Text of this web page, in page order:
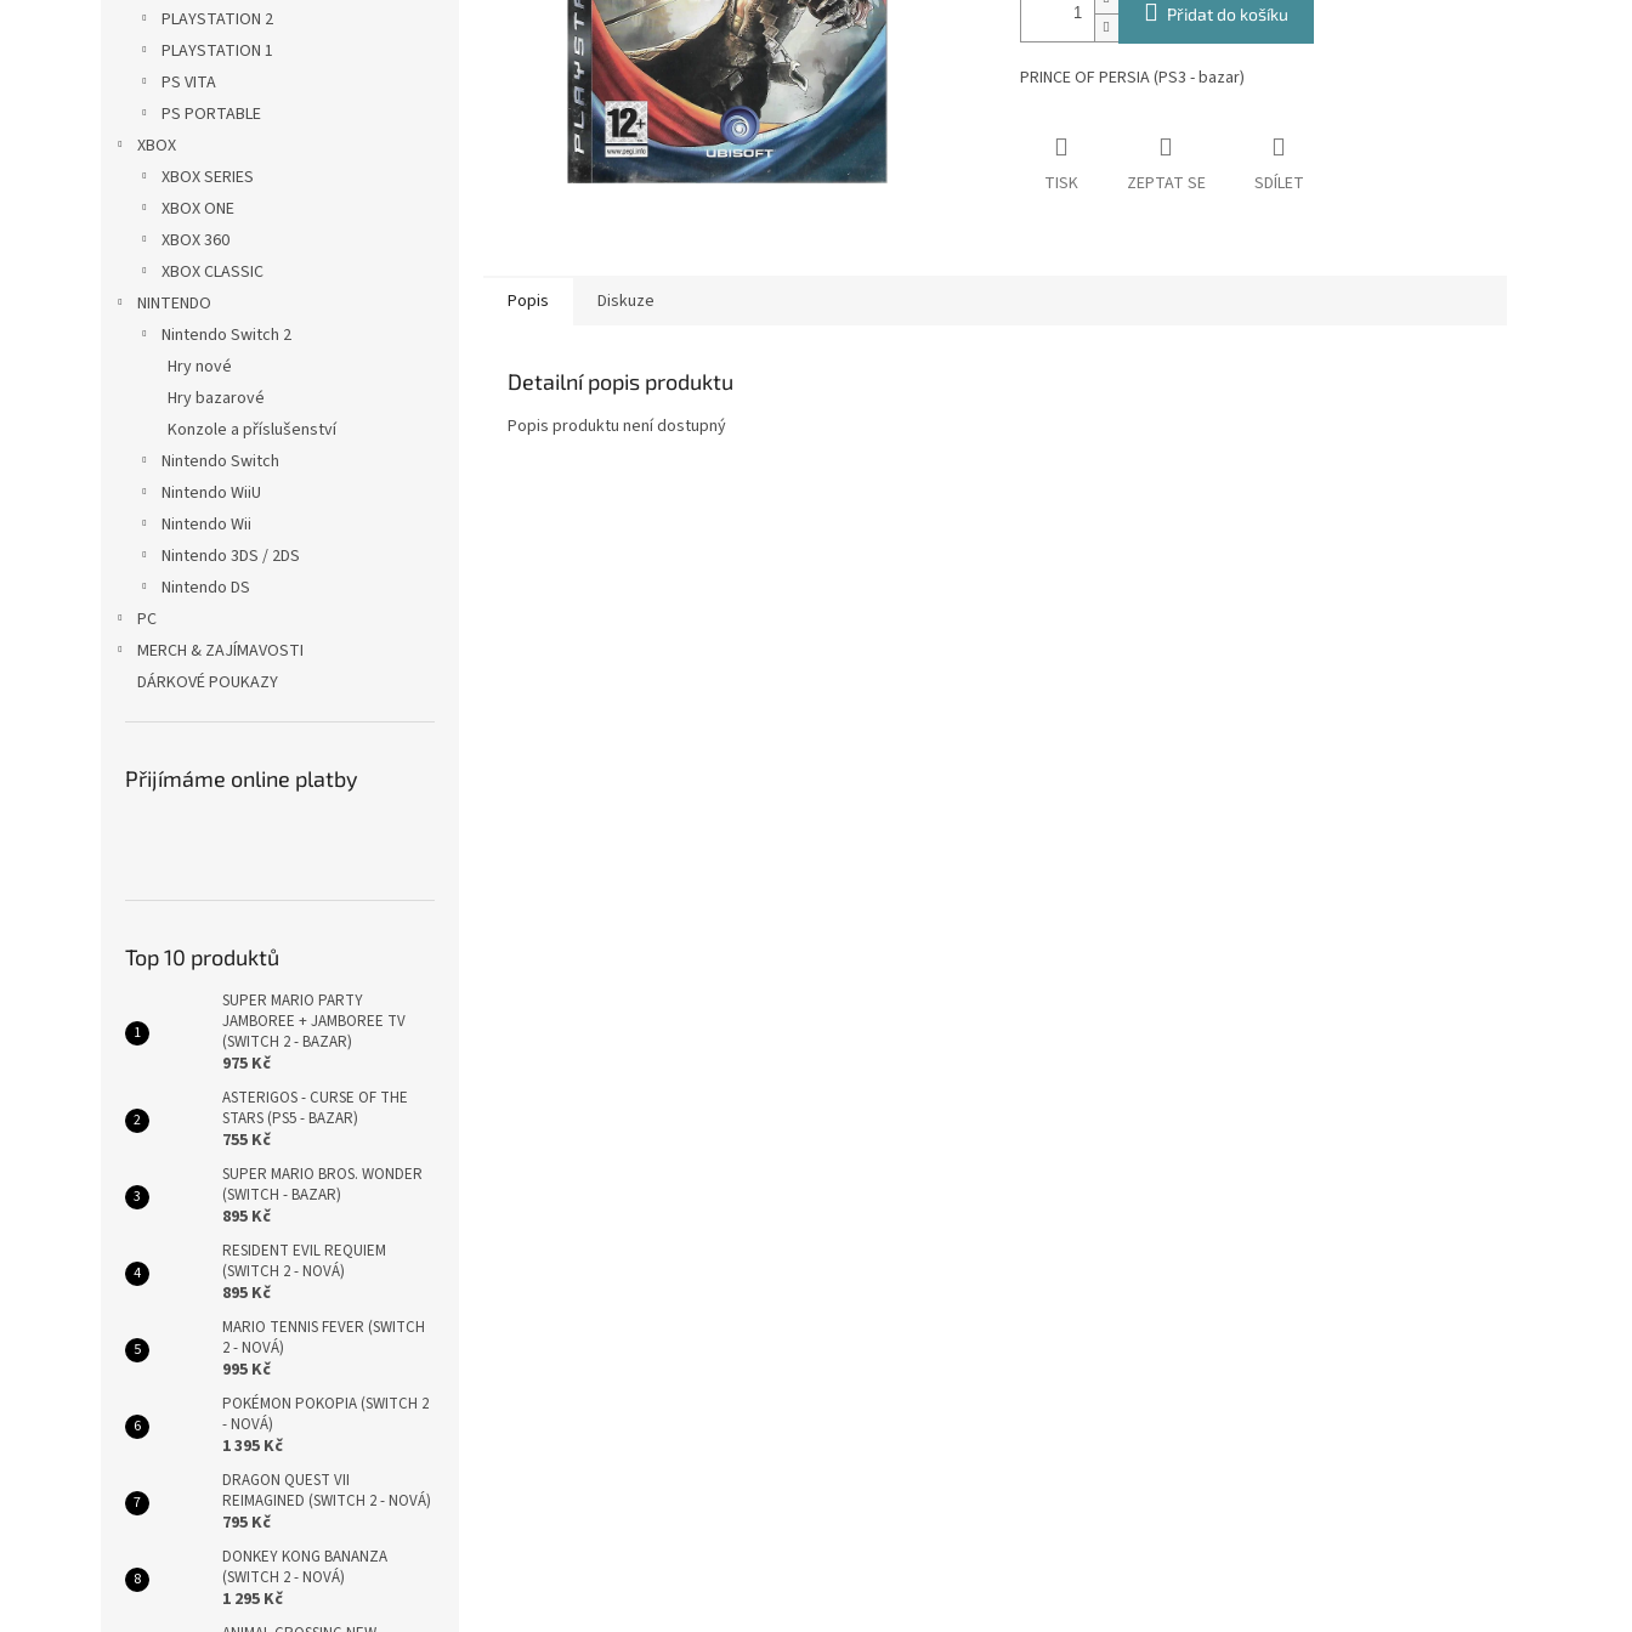
PLAYSTATION 2
PLAYSTATION 1
PS VITA
PS PORTABLE
XBOX
XBOX SERIES
XBOX ONE
XBOX 360
XBOX CLASSIC
NINTENDO
Nintendo Switch 2
Hry nové
Hry bazarové
Konzole a příslušenství
Nintendo Switch
Nintendo WiiU
Nintendo Wii
Nintendo 3DS / 2DS
Nintendo DS
PC
MERCH & ZAJÍMAVOSTI
DÁRKOVÉ POUKAZY
Přijímáme online platby
Top 10 produktů
SUPER MARIO PARTY
JAMBOREE + JAMBOREE TV
(SWITCH 2 - BAZAR)
975 Kč
ASTERIGOS - CURSE OF THE
STARS (PS5 - BAZAR)
755 Kč
SUPER MARIO BROS. WONDER
(SWITCH - BAZAR)
895 Kč
RESIDENT EVIL REQUIEM
(SWITCH 2 - NOVÁ)
895 Kč
MARIO TENNIS FEVER (SWITCH
2 - NOVÁ)
995 Kč
POKÉMON POKOPIA (SWITCH 2
- NOVÁ)
1 395 Kč
DRAGON QUEST VII
REIMAGINED (SWITCH 2 - NOVÁ)
795 Kč
DONKEY KONG BANANZA
(SWITCH 2 - NOVÁ)
1 295 Kč
Přidat do košíku
PRINCE OF PERSIA (PS3 - bazar)
TISK ZEPTAT SE SDÍLET
Popis Diskuze
Detailní popis produktu
Popis produktu není dostupný